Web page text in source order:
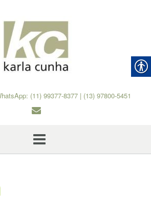
(11) 99377-8377 | (13) 97800-5451